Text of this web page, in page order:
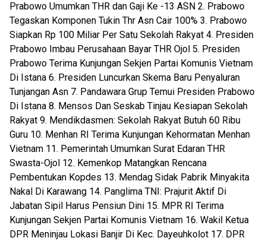
Prabowo Umumkan THR dan Gaji Ke -13 ASN 2. Prabowo
Tegaskan Komponen Tukin Thr Asn Cair 100% 3. Prabowo
Siapkan Rp 100 Miliar Per Satu Sekolah Rakyat 4. Presiden
Prabowo Imbau Perusahaan Bayar THR Ojol 5. Presiden
Prabowo Terima Kunjungan Sekjen Partai Komunis Vietnam
Di Istana 6. Presiden Luncurkan Skema Baru Penyaluran
Tunjangan Asn 7. Pandawara Grup Temui Presiden Prabowo
Di Istana 8. Mensos Dan Seskab Tinjau Kesiapan Sekolah
Rakyat 9. Mendikdasmen: Sekolah Rakyat Butuh 60 Ribu
Guru 10. Menhan RI Terima Kunjungan Kehormatan Menhan
Vietnam 11. Pemerintah Umumkan Surat Edaran THR
Swasta-Ojol 12. Kemenkop Matangkan Rencana
Pembentukan Kopdes 13. Mendag Sidak Pabrik Minyakita
Nakal Di Karawang 14. Panglima TNI: Prajurit Aktif Di
Jabatan Sipil Harus Pensiun Dini 15. MPR RI Terima
Kunjungan Sekjen Partai Komunis Vietnam 16. Wakil Ketua
DPR Meninjau Lokasi Banjir Di Kec. Dayeuhkolot 17. DPR